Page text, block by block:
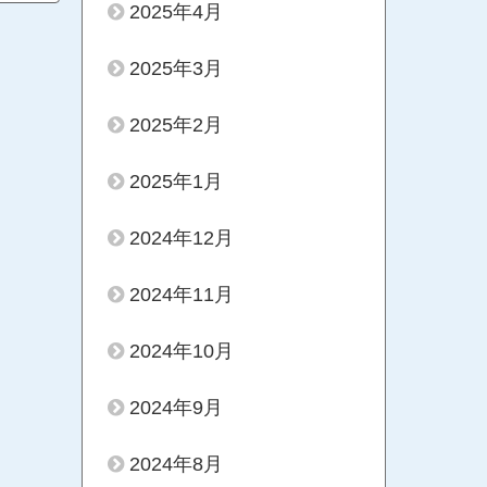
2025年4月
2025年3月
2025年2月
2025年1月
2024年12月
2024年11月
2024年10月
2024年9月
2024年8月